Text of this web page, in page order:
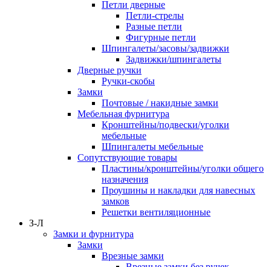
Петли дверные
Петли-стрелы
Разные петли
Фигурные петли
Шпингалеты/засовы/задвижки
Задвижки/шпингалеты
Дверные ручки
Ручки-скобы
Замки
Почтовые / накидные замки
Мебельная фурнитура
Кронштейны/подвески/уголки
мебельные
Шпингалеты мебельные
Сопутствующие товары
Пластины/кронштейны/уголки общего
назначения
Проушины и накладки для навесных
замков
Решетки вентиляционные
З-Л
Замки и фурнитура
Замки
Врезные замки